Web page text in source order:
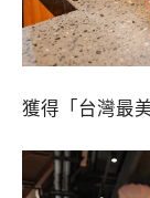
獲得「台灣最